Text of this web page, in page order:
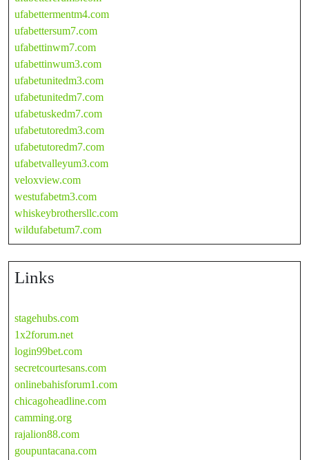
ufabettermentm4.com
ufabettersum7.com
ufabettinwm7.com
ufabettinwum3.com
ufabetunitedm3.com
ufabetunitedm7.com
ufabetuskedm7.com
ufabetutoredm3.com
ufabetutoredm7.com
ufabetvalleyum3.com
veloxview.com
westufabetm3.com
whiskeybrothersllc.com
wildufabetum7.com
Links
stagehubs.com
1x2forum.net
login99bet.com
secretcourtesans.com
onlinebahisforum1.com
chicagoheadline.com
camming.org
rajalion88.com
goupuntacana.com